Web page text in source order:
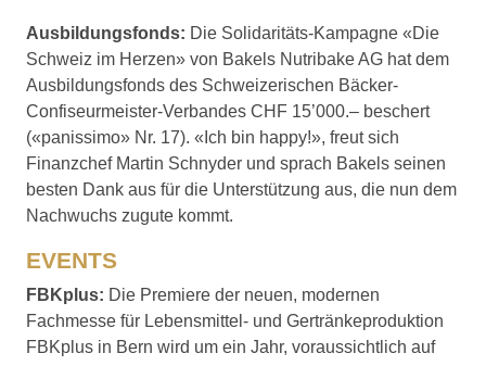
Ausbildungsfonds: Die Solidaritäts-Kampagne «Die
Schweiz im Herzen» von Bakels Nutribake AG hat dem
Ausbildungsfonds des Schweizerischen Bäcker-
Confiseurmeister-Verbandes CHF 15’000.– beschert
(«panissimo» Nr. 17). «Ich bin happy!», freut sich
Finanzchef Martin Schnyder und sprach Bakels seinen
besten Dank aus für die Unterstützung aus, die nun dem
Nachwuchs zugute kommt.
EVENTS
FBKplus: Die Premiere der neuen, modernen
Fachmesse für Lebensmittel- und Gertränkeproduktion
FBKplus in Bern wird um ein Jahr, voraussichtlich auf